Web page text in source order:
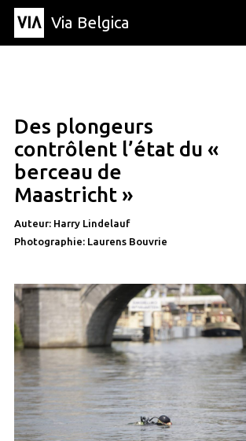
Via Belgica
Éducation
À propos de Via Belgica
À propos de via belgica
article
Des plongeurs
contrôlent l’état du «
berceau de
Maastricht »
Auteur: Harry Lindelauf
Photographie: Laurens Bouvrie